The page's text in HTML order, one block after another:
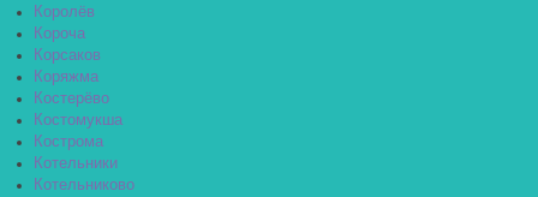
Королёв
Короча
Корсаков
Коряжма
Костерёво
Костомукша
Кострома
Котельники
Котельниково